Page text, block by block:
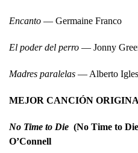
Encanto — Germaine Franco
El poder del perro — Jonny
Madres paralelas — Alberto
MEJOR CANCIÓN
No Time to Die (No Time to
O’Connell